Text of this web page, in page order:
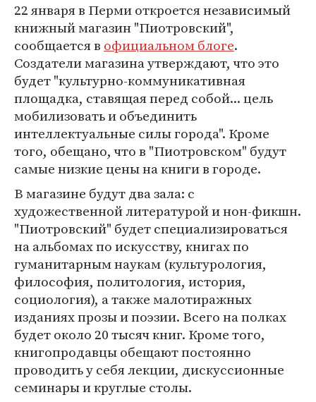
22 января в Перми откроется независимый
книжный магазин "Пиотровский",
сообщается в официальном блоге.
Создатели магазина утверждают, что это
будет "культурно-коммуникативная
площадка, ставящая перед собой... цель
мобилизовать и объединить
интеллектуальные силы города". Кроме
того, обещано, что в "Пиотровском" будут
самые низкие цены на книги в городе.
В магазине будут два зала: с
художественной литературой и нон-фикшн.
"Пиотровский" будет специализироваться
на альбомах по искусству, книгах по
гуманитарным наукам (культурология,
философия, политология, история,
социология), а также малотиражных
изданиях прозы и поэзии. Всего на полках
будет около 20 тысяч книг. Кроме того,
книгопродавцы обещают постоянно
проводить у себя лекции, дискуссионные
семинары и круглые столы.